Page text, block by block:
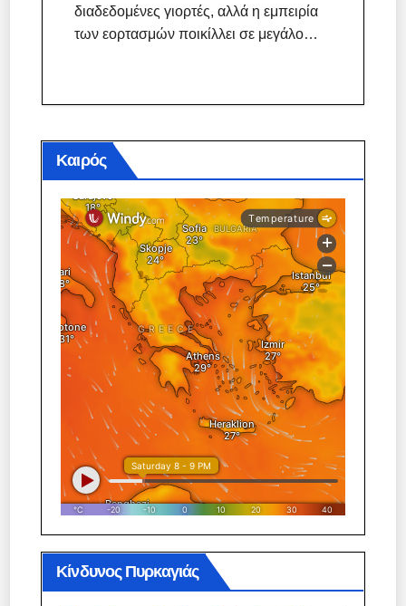
διαδεδομένες γιορτές, αλλά η εμπειρία
των εορτασμών ποικίλλει σε μεγάλο…
Καιρός
Κίνδυνος Πυρκαγιάς